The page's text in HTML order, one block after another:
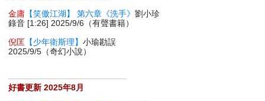
金庸 【笑傲江湖】 第六章《洗手》劉小珍
錄音 [1:26] 2025/9/6（有聲書籍）
倪匡 【少年衛斯理】小瑜勘誤
2025/9/5（奇幻小說）
好書更新 2025年8月